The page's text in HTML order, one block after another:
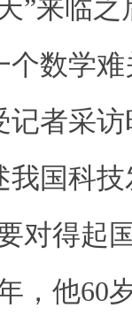
”来临
数学
者采
国科
对得起
，他60